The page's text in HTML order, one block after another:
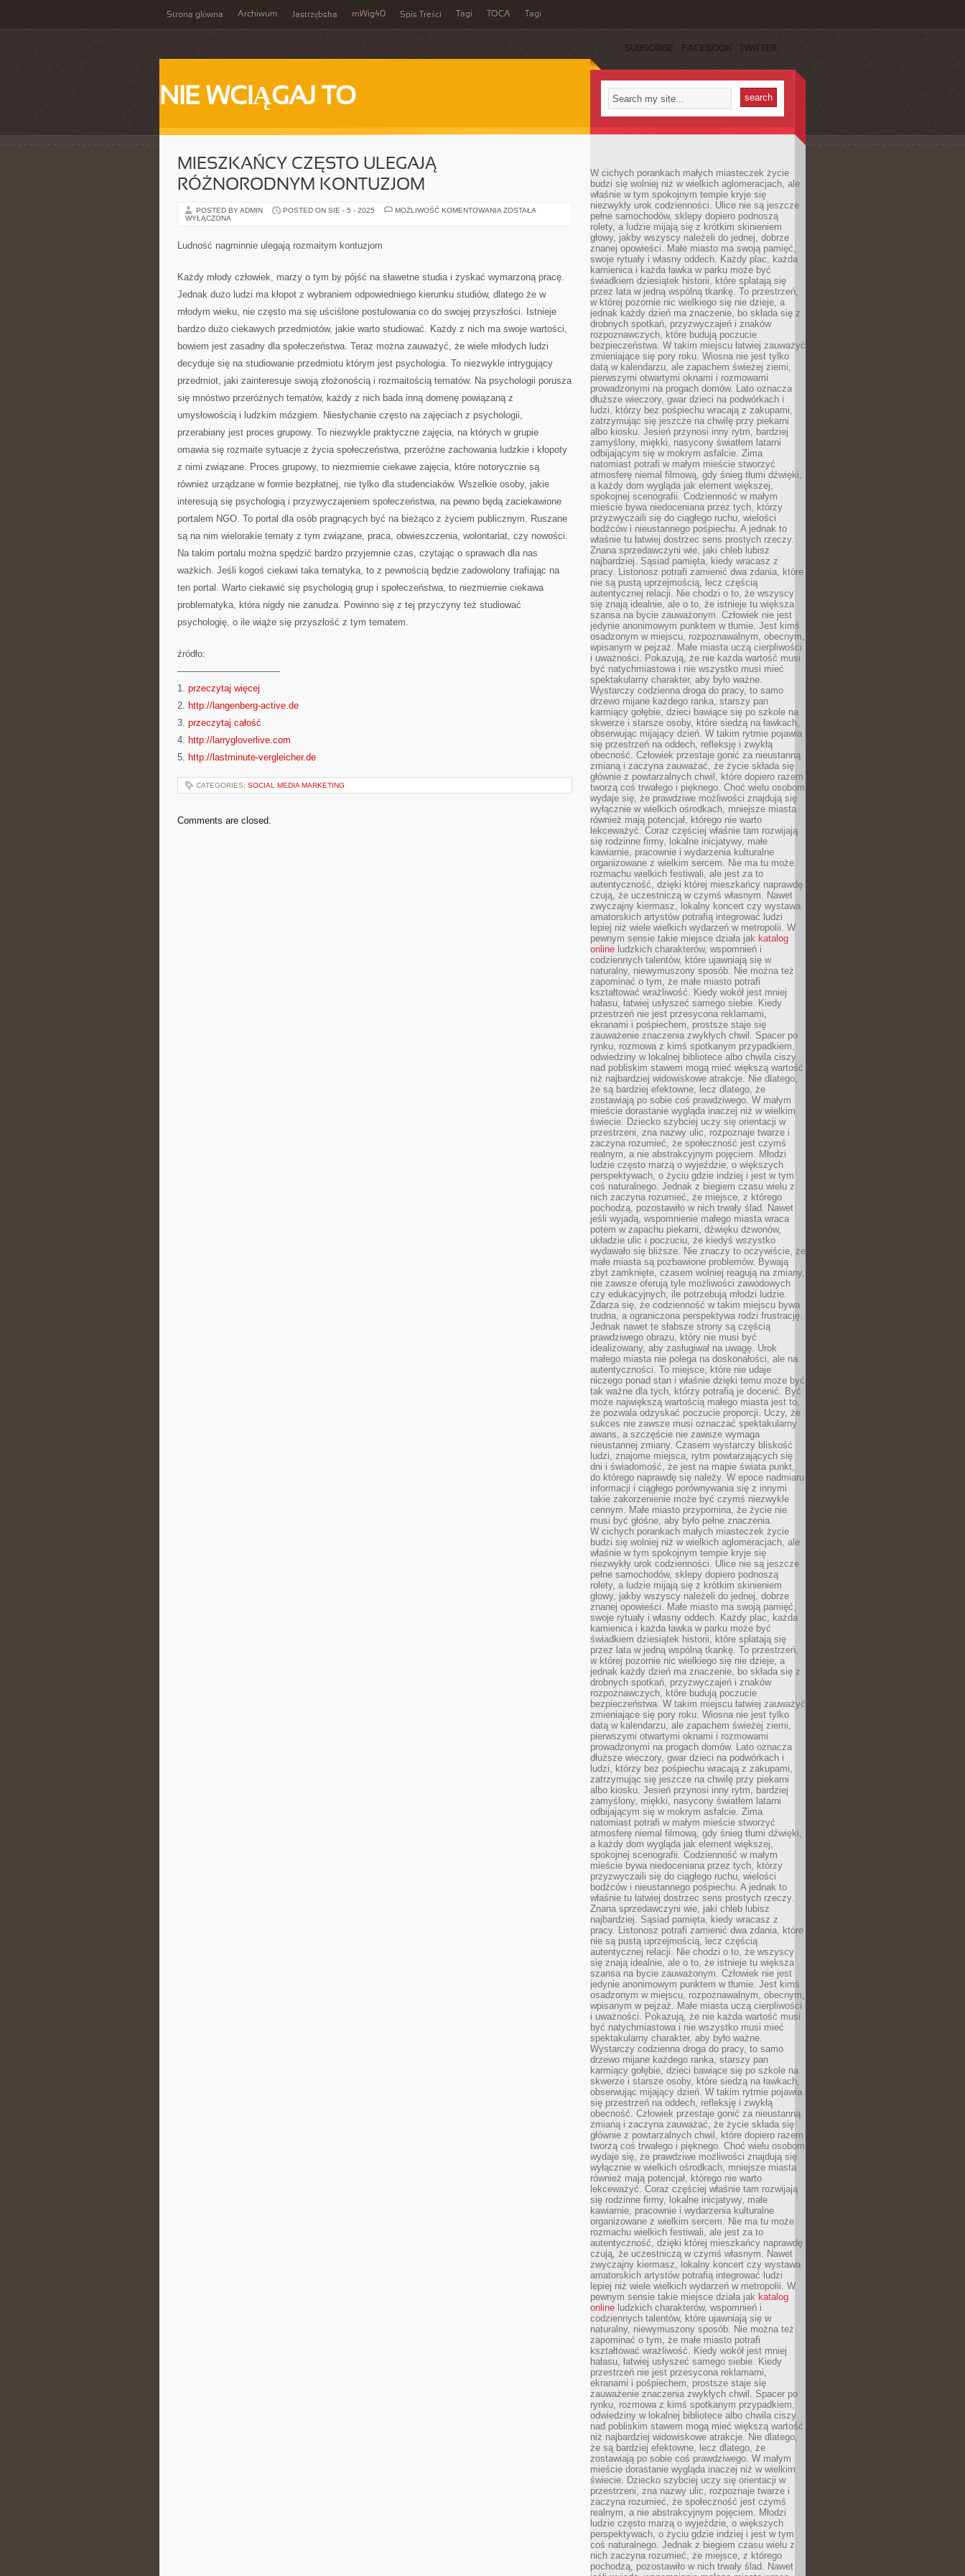
Strona główna Archiwum Jastrzębska mWig40 Spis Treści Tagi TOCA Tagi
SUBSCRIBE FACEBOOK TWITTER
NIE WCIĄGAJ TO
MIESZKAŃCY CZĘSTO ULEGAJĄ
RÓŻNORODNYM KONTUZJOM
POSTED BY ADMIN POSTED ON SIE - 5 - 2025 MOŻLIWOŚĆ KOMENTOWANIA MIESZKAŃCY
ZOSTAŁA
WYŁĄCZONA
Ludność nagminnie ulegają rozmaitym kontuzjom
Każdy młody człowiek, marzy o tym by pójść na sławetne studia i zyskać wymarzoną pracę.
Jednak dużo ludzi ma kłopot z wybraniem odpowiedniego kierunku studiów, dlatego że w
młodym wieku, nie często ma się uściślone postulowania co do swojej przyszłości. Istnieje
bardzo dużo ciekawych przedmiotów, jakie warto studiować. Każdy z nich ma swoje wartości,
bowiem jest zasadny dla społeczeństwa. Teraz można zauważyć, że wiele młodych ludzi
decyduje się na studiowanie przedmiotu którym jest psychologia. To niezwykle intrygujący
przedmiot, jaki zainteresuje swoją złożonością i rozmaitością tematów. Na psychologii porusza
się mnóstwo przeróżnych tematów, każdy z nich bada inną domenę powiązaną z
umysłowością i ludzkim mózgiem. Niesłychanie często na zajęciach z psychologii,
przerabiany jest proces grupowy. To niezwykle praktyczne zajęcia, na których w grupie
omawia się rozmaite sytuacje z życia społeczeństwa, przeróżne zachowania ludzkie i kłopoty
z nimi związane. Proces grupowy, to niezmiernie ciekawe zajęcia, które notorycznie są
również urządzane w formie bezpłatnej, nie tylko dla studenciaków. Wszelkie osoby, jakie
interesują się psychologią i przyzwyczajeniem społeczeństwa, na pewno będą zaciekawione
portalem NGO. To portal dla osób pragnących być na bieżąco z życiem publicznym. Ruszane
są na nim wielorakie tematy z tym związane, praca, obwieszczenia, wolontariat, czy nowości.
Na takim portalu można spędzić bardzo przyjemnie czas, czytając o sprawach dla nas
ważkich. Jeśli kogoś ciekawi taka tematyka, to z pewnością będzie zadowolony trafiając na
ten portal. Warto ciekawić się psychologią grup i społeczeństwa, to niezmiernie ciekawa
problematyka, która nigdy nie zanudza. Powinno się z tej przyczyny też studiować
psychologię, o ile wiąże się przyszłość z tym tematem.
źródło:
———————————
1. przeczytaj więcej
2. http://langenberg-active.de
3. przeczytaj całość
4. http://larrygloverlive.com
5. http://lastminute-vergleicher.de
CATEGORIES: SOCIAL MEDIA MARKETING
Comments are closed.
W cichych porankach małych miasteczek życie
budzi się wolniej niż w wielkich aglomeracjach, ale
właśnie w tym spokojnym tempie kryje się
niezwykły urok codzienności. Ulice nie są jeszcze
pełne samochodów, sklepy dopiero podnoszą
rolety, a ludzie mijają się z krótkim skinieniem
głowy, jakby wszyscy należeli do jednej, dobrze
znanej opowieści. Małe miasto ma swoją pamięć,
swoje rytuały i własny oddech. Każdy plac, każda
kamienica i każda ławka w parku może być
świadkiem dziesiątek historii, które splatają się
przez lata w jedną wspólną tkankę. To przestrzeń,
w której pozornie nic wielkiego się nie dzieje, a
jednak każdy dzień ma znaczenie, bo składa się z
drobnych spotkań, przyzwyczajeń i znaków
rozpoznawczych, które budują poczucie
bezpieczeństwa. W takim miejscu łatwiej zauważyć
zmieniające się pory roku. Wiosna nie jest tylko
datą w kalendarzu, ale zapachem świeżej ziemi,
pierwszymi otwartymi oknami i rozmowami
prowadzonymi na progach domów. Lato oznacza
dłuższe wieczory, gwar dzieci na podwórkach i
ludzi, którzy bez pośpiechu wracają z zakupami,
zatrzymując się jeszcze na chwilę przy piekarni
albo kiosku. Jesień przynosi inny rytm, bardziej
zamyślony, miękki, nasycony światłem latarni
odbijającym się w mokrym asfalcie. Zima
natomiast potrafi w małym mieście stworzyć
atmosferę niemal filmową, gdy śnieg tłumi dźwięki,
a każdy dom wygląda jak element większej,
spokojnej scenografii. Codzienność w małym
mieście bywa niedoceniana przez tych, którzy
przyzwyczaili się do ciągłego ruchu, wielości
bodźców i nieustannego pośpiechu. A jednak to
właśnie tu łatwiej dostrzec sens prostych rzeczy.
Znana sprzedawczyni wie, jaki chleb lubisz
najbardziej. Sąsiad pamięta, kiedy wracasz z
pracy. Listonosz potrafi zamienić dwa zdania, które
nie są pustą uprzejmością, lecz częścią
autentycznej relacji. Nie chodzi o to, że wszyscy
się znają idealnie, ale o to, że istnieje tu większa
szansa na bycie zauważonym. Człowiek nie jest
jedynie anonimowym punktem w tłumie. Jest kimś
osadzonym w miejscu, rozpoznawalnym, obecnym,
wpisanym w pejzaż. Małe miasta uczą cierpliwości
i uważności. Pokazują, że nie każda wartość musi
być natychmiastowa i nie wszystko musi mieć
spektakularny charakter, aby było ważne.
Wystarczy codzienna droga do pracy, to samo
drzewo mijane każdego ranka, starszy pan
karmiący gołębie, dzieci bawiące się po szkole na
skwerze i starsze osoby, które siedzą na ławkach,
obserwując mijający dzień. W takim rytmie pojawia
się przestrzeń na oddech, refleksję i zwykłą
obecność. Człowiek przestaje gonić za nieustanną
zmianą i zaczyna zauważać, że życie składa się
głównie z powtarzalnych chwil, które dopiero razem
tworzą coś trwałego i pięknego. Choć wielu osobom
wydaje się, że prawdziwe możliwości znajdują się
wyłącznie w wielkich ośrodkach, mniejsze miasta
również mają potencjał, którego nie warto
lekceważyć. Coraz częściej właśnie tam rozwijają
się rodzinne firmy, lokalne inicjatywy, małe
kawiarnie, pracownie i wydarzenia kulturalne
organizowane z wielkim sercem. Nie ma tu może
rozmachu wielkich festiwali, ale jest za to
autentyczność, dzięki której mieszkańcy naprawdę
czują, że uczestniczą w czymś własnym. Nawet
zwyczajny kiermasz, lokalny koncert czy wystawa
amatorskich artystów potrafią integrować ludzi
lepiej niż wiele wielkich wydarzeń w metropolii. W
pewnym sensie takie miejsce działa jak katalog
online ludzkich charakterów, wspomnień i
codziennych talentów, które ujawniają się w
naturalny, niewymuszony sposób. Nie można też
zapominać o tym, że małe miasto potrafi
kształtować wrażliwość. Kiedy wokół jest mniej
hałasu, łatwiej usłyszeć samego siebie. Kiedy
przestrzeń nie jest przesycona reklamami,
ekranami i pośpiechem, prostsze staje się
zauważenie znaczenia zwykłych chwil. Spacer po
rynku, rozmowa z kimś spotkanym przypadkiem,
odwiedziny w lokalnej bibliotece albo chwila ciszy
nad pobliskim stawem mogą mieć większą wartość
niż najbardziej widowiskowe atrakcje. Nie dlatego,
że są bardziej efektowne, lecz dlatego, że
zostawiają po sobie coś prawdziwego. W małym
mieście dorastanie wygląda inaczej niż w wielkim
świecie. Dziecko szybciej uczy się orientacji w
przestrzeni, zna nazwy ulic, rozpoznaje twarze i
zaczyna rozumieć, że społeczność jest czymś
realnym, a nie abstrakcyjnym pojęciem. Młodzi
ludzie często marzą o wyjeździe, o większych
perspektywach, o życiu gdzie indziej i jest w tym
coś naturalnego. Jednak z biegiem czasu wielu z
nich zaczyna rozumieć, że miejsce, z którego
pochodzą, pozostawiło w nich trwały ślad. Nawet
jeśli wyjadą, wspomnienie małego miasta wraca
potem w zapachu piekarni, dźwięku dzwonów,
układzie ulic i poczuciu, że kiedyś wszystko
wydawało się bliższe. Nie znaczy to oczywiście, że
małe miasta są pozbawione problemów. Bywają
zbyt zamknięte, czasem wolniej reagują na zmiany,
nie zawsze oferują tyle możliwości zawodowych
czy edukacyjnych, ile potrzebują młodzi ludzie.
Zdarza się, że codzienność w takim miejscu bywa
trudna, a ograniczona perspektywa rodzi frustrację.
Jednak nawet te słabsze strony są częścią
prawdziwego obrazu, który nie musi być
idealizowany, aby zasługiwał na uwagę. Urok
małego miasta nie polega na doskonałości, ale na
autentyczności. To miejsce, które nie udaje
niczego ponad stan i właśnie dzięki temu może być
tak ważne dla tych, którzy potrafią je docenić. Być
może największą wartością małego miasta jest to,
że pozwala odzyskać poczucie proporcji. Uczy, że
sukces nie zawsze musi oznaczać spektakularny
awans, a szczęście nie zawsze wymaga
nieustannej zmiany. Czasem wystarczy bliskość
ludzi, znajome miejsca, rytm powtarzających się
dni i świadomość, że jest na mapie świata punkt,
do którego naprawdę się należy. W epoce nadmiaru
informacji i ciągłego porównywania się z innymi
takie zakorzenienie może być czymś niezwykle
cennym. Małe miasto przypomina, że życie nie
musi być głośne, aby było pełne znaczenia.
W cichych porankach małych miasteczek życie
budzi się wolniej niż w wielkich aglomeracjach, ale
właśnie w tym spokojnym tempie kryje się
niezwykły urok codzienności. Ulice nie są jeszcze
pełne samochodów, sklepy dopiero podnoszą
rolety, a ludzie mijają się z krótkim skinieniem
głowy, jakby wszyscy należeli do jednej, dobrze
znanej opowieści. Małe miasto ma swoją pamięć,
swoje rytuały i własny oddech. Każdy plac, każda
kamienica i każda ławka w parku może być
świadkiem dziesiątek historii, które splatają się
przez lata w jedną wspólną tkankę. To przestrzeń,
w której pozornie nic wielkiego się nie dzieje, a
jednak każdy dzień ma znaczenie, bo składa się z
drobnych spotkań, przyzwyczajeń i znaków
rozpoznawczych, które budują poczucie
bezpieczeństwa. W takim miejscu łatwiej zauważyć
zmieniające się pory roku. Wiosna nie jest tylko
datą w kalendarzu, ale zapachem świeżej ziemi,
pierwszymi otwartymi oknami i rozmowami
prowadzonymi na progach domów. Lato oznacza
dłuższe wieczory, gwar dzieci na podwórkach i
ludzi, którzy bez pośpiechu wracają z zakupami,
zatrzymując się jeszcze na chwilę przy piekarni
albo kiosku. Jesień przynosi inny rytm, bardziej
zamyślony, miękki, nasycony światłem latarni
odbijającym się w mokrym asfalcie. Zima
natomiast potrafi w małym mieście stworzyć
atmosferę niemal filmową, gdy śnieg tłumi dźwięki,
a każdy dom wygląda jak element większej,
spokojnej scenografii. Codzienność w małym
mieście bywa niedoceniana przez tych, którzy
przyzwyczaili się do ciągłego ruchu, wielości
bodźców i nieustannego pośpiechu. A jednak to
właśnie tu łatwiej dostrzec sens prostych rzeczy.
Znana sprzedawczyni wie, jaki chleb lubisz
najbardziej. Sąsiad pamięta, kiedy wracasz z
pracy. Listonosz potrafi zamienić dwa zdania, które
nie są pustą uprzejmością, lecz częścią
autentycznej relacji. Nie chodzi o to, że wszyscy
się znają idealnie, ale o to, że istnieje tu większa
szansa na bycie zauważonym. Człowiek nie jest
jedynie anonimowym punktem w tłumie. Jest kimś
osadzonym w miejscu, rozpoznawalnym, obecnym,
wpisanym w pejzaż. Małe miasta uczą cierpliwości
i uważności. Pokazują, że nie każda wartość musi
być natychmiastowa i nie wszystko musi mieć
spektakularny charakter, aby było ważne.
Wystarczy codzienna droga do pracy, to samo
drzewo mijane każdego ranka, starszy pan
karmiący gołębie, dzieci bawiące się po szkole na
skwerze i starsze osoby, które siedzą na ławkach,
obserwując mijający dzień. W takim rytmie pojawia
się przestrzeń na oddech, refleksję i zwykłą
obecność. Człowiek przestaje gonić za nieustanną
zmianą i zaczyna zauważać, że życie składa się
głównie z powtarzalnych chwil, które dopiero razem
tworzą coś trwałego i pięknego. Choć wielu osobom
wydaje się, że prawdziwe możliwości znajdują się
wyłącznie w wielkich ośrodkach, mniejsze miasta
również mają potencjał, którego nie warto
lekceważyć. Coraz częściej właśnie tam rozwijają
się rodzinne firmy, lokalne inicjatywy, małe
kawiarnie, pracownie i wydarzenia kulturalne
organizowane z wielkim sercem. Nie ma tu może
rozmachu wielkich festiwali, ale jest za to
autentyczność, dzięki której mieszkańcy naprawdę
czują, że uczestniczą w czymś własnym. Nawet
zwyczajny kiermasz, lokalny koncert czy wystawa
amatorskich artystów potrafią integrować ludzi
lepiej niż wiele wielkich wydarzeń w metropolii. W
pewnym sensie takie miejsce działa jak katalog
online ludzkich charakterów, wspomnień i
codziennych talentów, które ujawniają się w
naturalny, niewymuszony sposób. Nie można też
zapominać o tym, że małe miasto potrafi
kształtować wrażliwość. Kiedy wokół jest mniej
hałasu, łatwiej usłyszeć samego siebie. Kiedy
przestrzeń nie jest przesycona reklamami,
ekranami i pośpiechem, prostsze staje się
zauważenie znaczenia zwykłych chwil. Spacer po
rynku, rozmowa z kimś spotkanym przypadkiem,
odwiedziny w lokalnej bibliotece albo chwila ciszy
nad pobliskim stawem mogą mieć większą wartość
niż najbardziej widowiskowe atrakcje. Nie dlatego,
że są bardziej efektowne, lecz dlatego, że
zostawiają po sobie coś prawdziwego. W małym
mieście dorastanie wygląda inaczej niż w wielkim
świecie. Dziecko szybciej uczy się orientacji w
przestrzeni, zna nazwy ulic, rozpoznaje twarze i
zaczyna rozumieć, że społeczność jest czymś
realnym, a nie abstrakcyjnym pojęciem. Młodzi
ludzie często marzą o wyjeździe, o większych
perspektywach, o życiu gdzie indziej i jest w tym
coś naturalnego. Jednak z biegiem czasu wielu z
nich zaczyna rozumieć, że miejsce, z którego
pochodzą, pozostawiło w nich trwały ślad. Nawet